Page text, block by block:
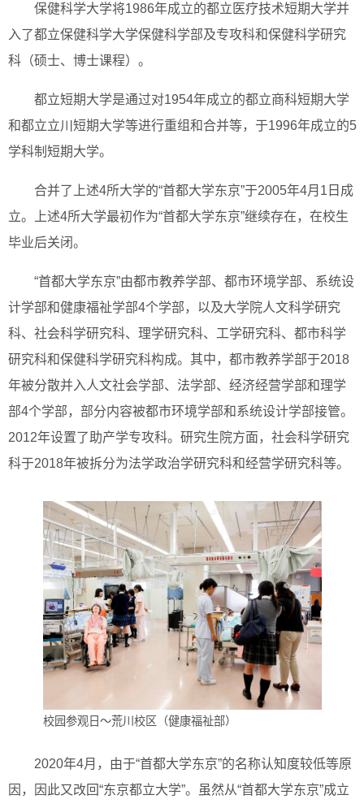
保健科学大学将1986年成立的都立医疗技术短期大学并
入了都立保健科学大学保健科学部及专攻科和保健科学研究
科（硕士、博士课程）。
都立短期大学是通过对1954年成立的都立商科短期大学
和都立立川短期大学等进行重组和合并等，于1996年成立的5
学科制短期大学。
合并了上述4所大学的“首都大学东京”于2005年4月1日成
立。上述4所大学最初作为“首都大学东京”继续存在，在校生
毕业后关闭。
“首都大学东京”由都市教养学部、都市环境学部、系统设
计学部和健康福祉学部4个学部，以及大学院人文科学研究
科、社会科学研究科、理学研究科、工学研究科、都市科学
研究科和保健科学研究科构成。其中，都市教养学部于2018
年被分散并入人文社会学部、法学部、经济经营学部和理学
部4个学部，部分内容被都市环境学部和系统设计学部接管。
2012年设置了助产学专攻科。研究生院方面，社会科学研究
科于2018年被拆分为法学政治学研究科和经营学研究科等。
校园参观日～荒川校区（健康福祉部）
2020年4月，由于“首都大学东京”的名称认知度较低等原
因，因此又改回“东京都立大学”。虽然从“首都大学东京”成立